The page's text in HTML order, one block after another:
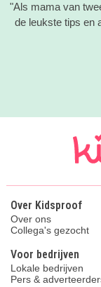
"Als mama van
de leukste tips en
Over Kidsproof
Over ons
Collega's gezocht
Voor bedrijven
Lokale bedrijven
Pers &